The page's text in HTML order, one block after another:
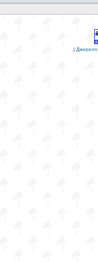
| Джерело